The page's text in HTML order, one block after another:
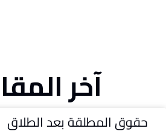
آخر
حقوق المطلقة بعد الطلاق